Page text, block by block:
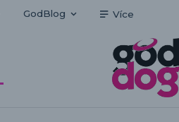
GodBlog Více